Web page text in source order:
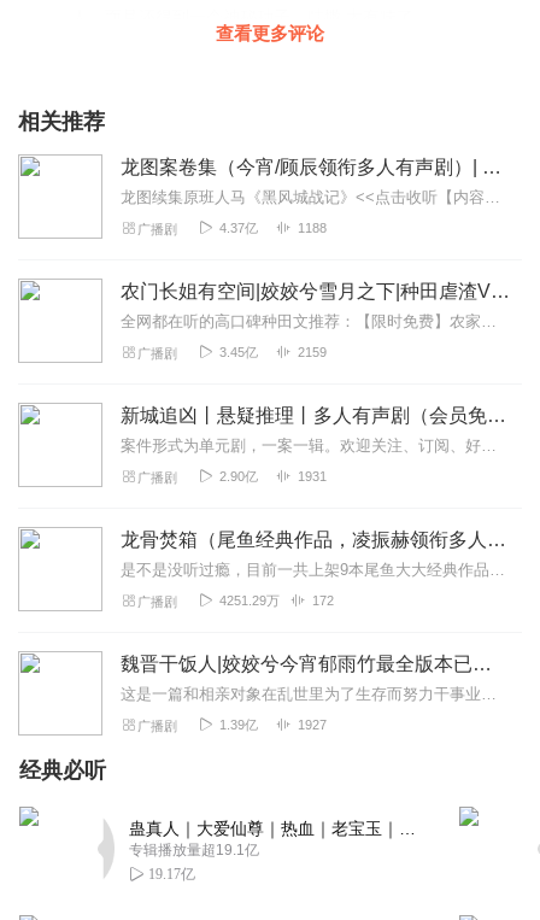
听友565089196
营造出一种紧张而又压抑的氛围，仿佛能让人感受到战场上
的肃杀之气。CV用气声说出“活着回来”时，那种深情和担忧
让人动容，狼嚎声破寂而出，就像一道曙光划破黑暗。这种
结局！
2025-10-13
狼天行织尾毛围巾送给女主的情节，又惨又暖，就像一杯加
织围巾的样子，那种温馨和浪漫让人忍不住甜到打滚，毫不
2025-10-13 0
作者把“反派洗白”的过程写得非常有深度，棋子论让人对三
观产生了强烈的震荡。CV用哭腔说出“不想当神”时，那种无
奈和痛苦让人感同身受。雷声轰顶的音效虽然短暂，但却像
回复
_小小妖_
后期制作团队在“界成”时的360度环绕欢呼音效处理得太棒
查看更多评论
相关推荐
龙图案卷集（今宵/顾辰领衔多人有声剧）| 探案
龙图续集原班人马《黑风城战记》<<点击收听【内容简介】《龙图案卷集》是由耳雅根据古典名著《三侠五义》（又叫七五）改编所写的网络小说，主要讲述的是鼠（白玉堂）...
广播剧 4.37亿 1188
农门长姐有空间|姣姣兮雪月之下|种田虐渣VIP免费
全网都在听的高口碑种田文推荐：【限时免费】农家小福女|姣姣兮郁雨竹|全网最快寒门大俗人|姣姣兮杜骁|萌宝女强古言爽文魏晋干饭人未删减全网最快|农家小福...
广播剧 3.45亿 2159
新城追凶丨悬疑推理丨多人有声剧（会员免费）
案件形式为单元剧，一案一辑。欢迎关注、订阅、好评！“新闻里播不得的，咱们小说里见！”一座充满活力的新兴沿海城市，看似平常的生活中，却发生了种种离奇的罪犯案件，”...
广播剧 2.90亿 1931
龙骨焚箱（尾鱼经典作品，凌振赫领衔多人有声剧）
是不是没听过瘾，目前一共上架9本尾鱼大大经典作品有声书啦~~听单合集已经准备好，赶紧收听：尾鱼有声书作品合集感受更多尾鱼作品的魅力！内容简介神话、传说、身世、解...
广播剧 4251.29万 172
魏晋干饭人|姣姣兮今宵郁雨竹最全版本已完结
这是一篇和相亲对象在乱世里为了生存而努力干事业的基建文，又叫《我在乱世搞基建》赵含章在相亲回校的路上遭受意外，一睁开眼睛就到了正混乱的南北朝，在这个秩序崩坏...
广播剧 1.39亿 1927
经典必听
专辑播放量超19.1亿
19.17亿